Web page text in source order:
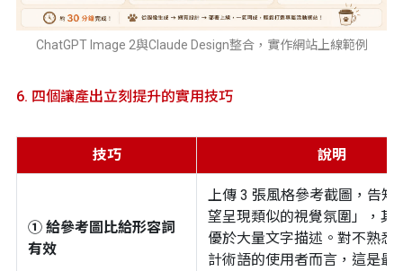
ChatGPT Image 2與Claude Design整合，實作網站上線範例
6. 四個讓產出立刻提升的實用技巧
技巧 說明
① 給參考圖比給形容詞
有效
上傳 3 張風格參考截圖，告知
望呈現類似的視覺氛圍」，其
優於大量文字描述。對不熟悉
計術語的使用者而言，這是最